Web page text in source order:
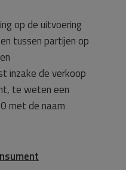
op de uitvoering
tussen partijen op
inzake de verkoop
te weten een
met de naam